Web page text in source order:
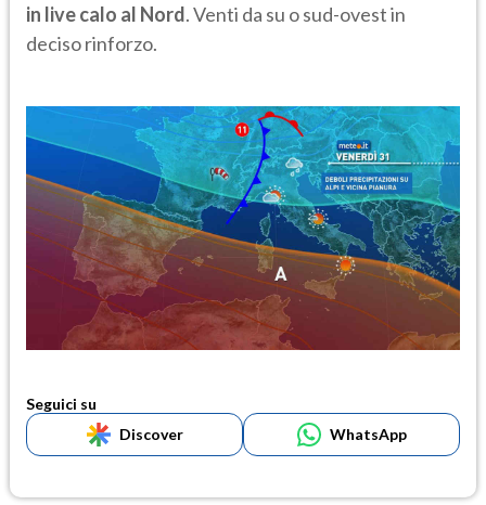
in live calo al Nord. Venti da su o sud-ovest in
deciso rinforzo.
Seguici su
Discover
WhatsApp